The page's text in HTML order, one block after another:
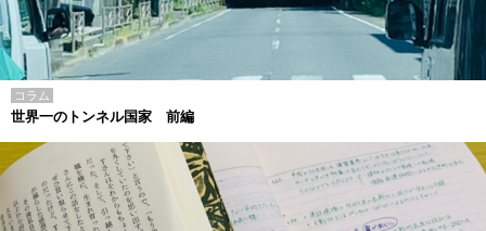
コラム
世界一のトンネル国家 前編